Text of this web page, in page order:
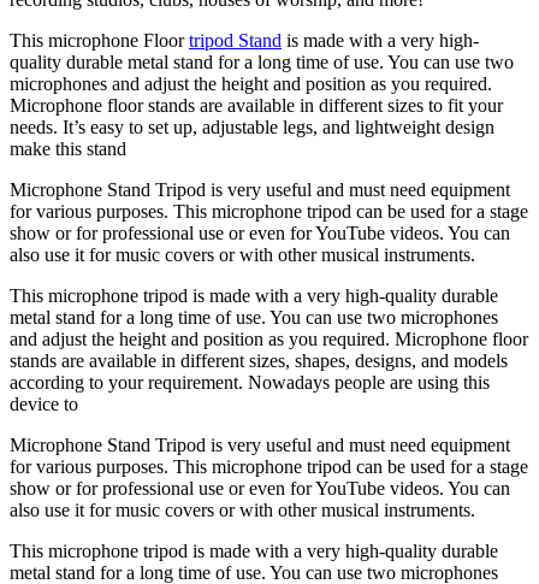
This microphone Floortripod Stand is made with a very high-
quality durable metal stand for a long time of use. You can use two
microphones and adjust the height and position as you required.
Microphone floor stands are available in different sizes to fit your
needs. It’s easy to set up, adjustable legs, and lightweight design
make this stand
Microphone Stand Tripod is very useful and must need equipment
for various purposes. This microphone tripod can be used for a stage
show or for professional use or even for YouTube videos. You can
also use it for music covers or with other musical instruments.
This microphone tripod is made with a very high-quality durable
metal stand for a long time of use. You can use two microphones
and adjust the height and position as you required. Microphone floor
stands are available in different sizes, shapes, designs, and models
according to your requirement. Nowadays people are using this
device to
Microphone Stand Tripod is very useful and must need equipment
for various purposes. This microphone tripod can be used for a stage
show or for professional use or even for YouTube videos. You can
also use it for music covers or with other musical instruments.
This microphone tripod is made with a very high-quality durable
metal stand for a long time of use. You can use two microphones